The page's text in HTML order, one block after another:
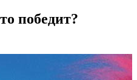
победит?